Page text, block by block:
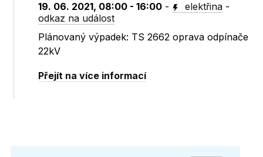
19. 06. 2021, 08:00 - 16:00 - elektřina -
odkaz na událost
Plánovaný výpadek: TS 2662 oprava odpínače
22kV
Přejít na více informací